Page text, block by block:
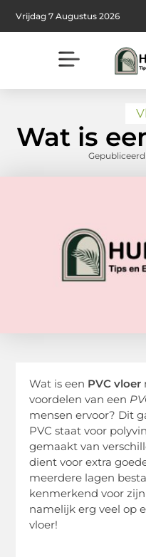
Vrijdag 7 Augustus 2026
Wat is
Wat is een PVC vloer
voordelen van een
mensen ervoor? Dit
PVC staat voor
gemaakt van
dient voor extra
meerdere lagen
kenmerkend voor
namelijk erg veel op
vloer!